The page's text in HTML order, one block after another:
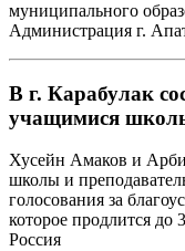
муниципального
Администрация г.
В г. Карабулак
учащимися
Хусейн Амаков и
школы и
голосования за
которое продлится до
Россия